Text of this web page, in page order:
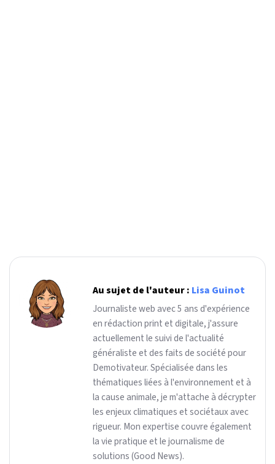
Au sujet de l'auteur : Lisa Guinot
Journaliste web avec 5 ans d'expérience
en rédaction print et digitale, j'assure
actuellement le suivi de l'actualité
généraliste et des faits de société pour
Demotivateur. Spécialisée dans les
thématiques liées à l'environnement et à
la cause animale, je m'attache à décrypter
les enjeux climatiques et sociétaux avec
rigueur. Mon expertise couvre également
la vie pratique et le journalisme de
solutions (Good News).